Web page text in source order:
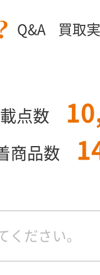
Q&A 買取
載点数
商品数